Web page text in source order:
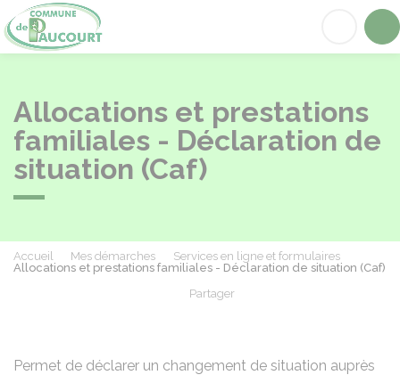
Allocations et prestations
familiales - Déclaration de
situation (Caf)
Accueil Mes démarches
Services en ligne et formulaires
Allocations et prestations familiales - Déclaration de situation (Caf)
Partager
Permet de déclarer un changement de situation auprès